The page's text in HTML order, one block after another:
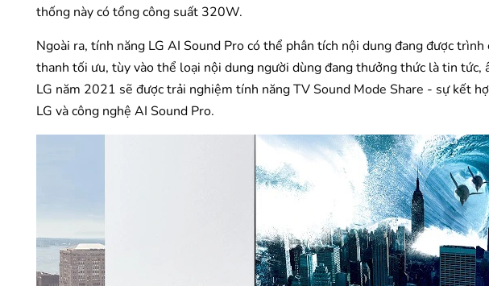
thống này có tổng công suất 320W.
Ngoài ra, tính năng LG AI Sound Pro có thể phân tích nội dung đang được
thanh tối ưu, tùy vào thể loại nội dung người dùng đang thưởng thức là tin tức,
LG năm 2021 sẽ được trải nghiệm tính năng TV Sound Mode Share - sự kết
LG và công nghệ AI Sound Pro.